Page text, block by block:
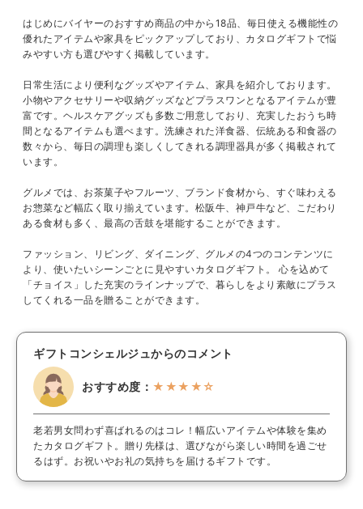
はじめにバイヤーのおすすめ商品の中から18品、毎日使える機能性の
優れたアイテムや家具をピックアップしており、カタログギフトで悩
みやすい方も選びやすく掲載しています。
日常生活により便利なグッズやアイテム、家具を紹介しております。
小物やアクセサリーや収納グッズなどプラスワンとなるアイテムが豊
富です。ヘルスケアグッズも多数ご用意しており、充実したおうち時
間となるアイテムも選べます。洗練された洋食器、伝統ある和食器の
数々から、毎日の調理も楽しくしてきれる調理器具が多く掲載されて
います。
グルメでは、お茶菓子やフルーツ、ブランド食材から、すぐ味わえる
お惣菜など幅広く取り揃えています。松阪牛、神戸牛など、こだわり
ある食材も多く、最高の舌鼓を堪能することができます。
ファッション、リビング、ダイニング、グルメの4つのコンテンツに
より、使いたいシーンごとに見やすいカタログギフト。 心を込めて
「チョイス」した充実のラインナップで、暮らしをより素敵にプラス
してくれる一品を贈ることができます。
ギフトコンシェルジュからのコメント
おすすめ度： ★★★★☆
老若男女問わず喜ばれるのはコレ！幅広いアイテムや体験を集め
たカタログギフト。贈り先様は、選びながら楽しい時間を過ごせ
るはず。お祝いやお礼の気持ちを届けるギフトです。